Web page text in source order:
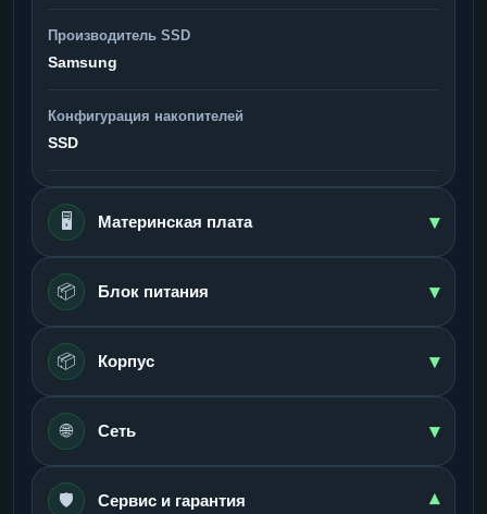
Производитель SSD
Samsung
Конфигурация накопителей
SSD
🖥️ Материнская плата ▾
📦 Блок питания ▾
📦 Корпус ▾
🌐 Сеть ▾
🛡️ Сервис и гарантия ▾